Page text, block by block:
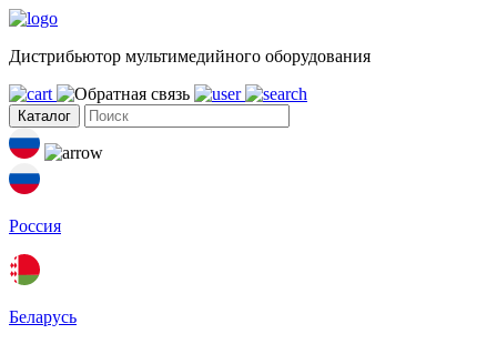
Дистрибьютор мультимедийного оборудования
Каталог
Россия
Беларусь